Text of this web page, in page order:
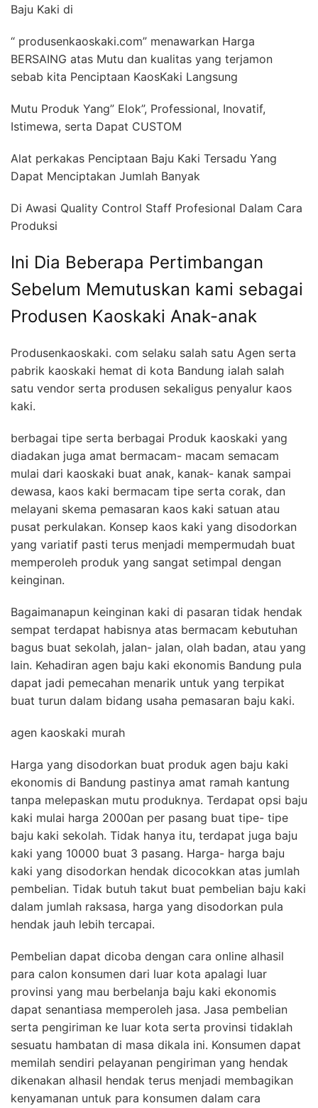
Baju Kaki di
“ produsenkaoskaki.com” menawarkan Harga
BERSAING atas Mutu dan kualitas yang terjamon
sebab kita Penciptaan KaosKaki Langsung
Mutu Produk Yang” Elok”, Professional, Inovatif,
Istimewa, serta Dapat CUSTOM
Alat perkakas Penciptaan Baju Kaki Tersadu Yang
Dapat Menciptakan Jumlah Banyak
Di Awasi Quality Control Staff Profesional Dalam Cara
Produksi
Ini Dia Beberapa Pertimbangan
Sebelum Memutuskan kami sebagai
Produsen Kaoskaki Anak-anak
Produsenkaoskaki. com selaku salah satu Agen serta
pabrik kaoskaki hemat di kota Bandung ialah salah
satu vendor serta produsen sekaligus penyalur kaos
kaki.
berbagai tipe serta berbagai Produk kaoskaki yang
diadakan juga amat bermacam- macam semacam
mulai dari kaoskaki buat anak, kanak- kanak sampai
dewasa, kaos kaki bermacam tipe serta corak, dan
melayani skema pemasaran kaos kaki satuan atau
pusat perkulakan. Konsep kaos kaki yang disodorkan
yang variatif pasti terus menjadi mempermudah buat
memperoleh produk yang sangat setimpal dengan
keinginan.
Bagaimanapun keinginan kaki di pasaran tidak hendak
sempat terdapat habisnya atas bermacam kebutuhan
bagus buat sekolah, jalan- jalan, olah badan, atau yang
lain. Kehadiran agen baju kaki ekonomis Bandung pula
dapat jadi pemecahan menarik untuk yang terpikat
buat turun dalam bidang usaha pemasaran baju kaki.
agen kaoskaki murah
Harga yang disodorkan buat produk agen baju kaki
ekonomis di Bandung pastinya amat ramah kantung
tanpa melepaskan mutu produknya. Terdapat opsi baju
kaki mulai harga 2000an per pasang buat tipe- tipe
baju kaki sekolah. Tidak hanya itu, terdapat juga baju
kaki yang 10000 buat 3 pasang. Harga- harga baju
kaki yang disodorkan hendak dicocokkan atas jumlah
pembelian. Tidak butuh takut buat pembelian baju kaki
dalam jumlah raksasa, harga yang disodorkan pula
hendak jauh lebih tercapai.
Pembelian dapat dicoba dengan cara online alhasil
para calon konsumen dari luar kota apalagi luar
provinsi yang mau berbelanja baju kaki ekonomis
dapat senantiasa memperoleh jasa. Jasa pembelian
serta pengiriman ke luar kota serta provinsi tidaklah
sesuatu hambatan di masa dikala ini. Konsumen dapat
memilah sendiri pelayanan pengiriman yang hendak
dikenakan alhasil hendak terus menjadi membagikan
kenyamanan untuk para konsumen dalam cara